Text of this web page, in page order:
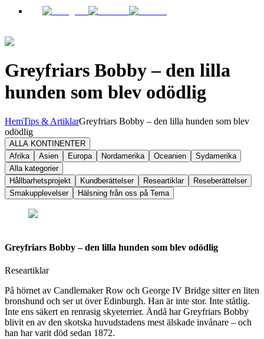
Greyfriars Bobby – den lilla
hunden som blev odödlig
HemTips & ArtiklarGreyfriars Bobby – den lilla hunden som blev
odödlig
ALLA KONTINENTER
Afrika
Asien Europa Nordamerika Oceanien
Sydamerika
Alla kategorier
Hållbarhetsprojekt
Kundberättelser Researtiklar
Reseberättelser
Smakupplevelser
Hälsning från oss på Tema
Greyfriars Bobby – den lilla hunden som blev odödlig
Researtiklar
På hörnet av Candlemaker Row och George IV Bridge sitter en liten
bronshund och ser ut över Edinburgh. Han är inte stor. Inte ståtlig.
Inte ens säkert en renrasig skyeterrier. Ändå har Greyfriars Bobby
blivit en av den skotska huvudstadens mest älskade invånare – och
han har varit död sedan 1872.